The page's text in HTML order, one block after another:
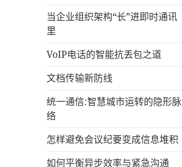
当企业组织架构“长”进即时通讯
里
VoIP电话的智能抗丢包之道
文档传输新防线
统一通信:智慧城市运转的隐形脉
络
怎样避免会议纪要变成信息堆积
如何平衡异步效率与紧急沟通